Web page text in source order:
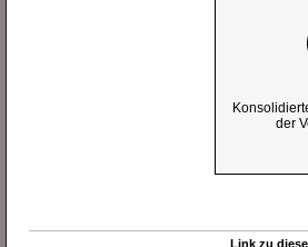
der
Link zu